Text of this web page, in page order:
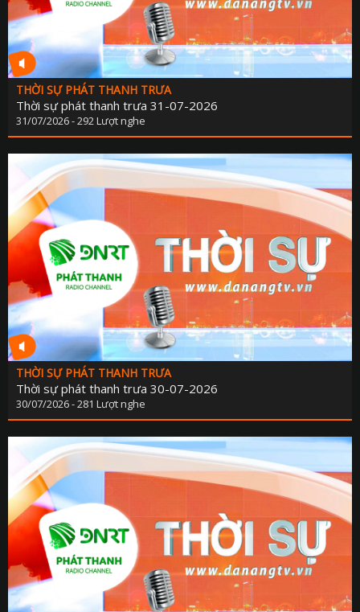
THỜI SỰ PHÁT THANH TRƯA
Thời sự phát thanh trưa 31-07-2026
31/07/2026 - 292 Lượt nghe
THỜI SỰ PHÁT THANH TRƯA
Thời sự phát thanh trưa 30-07-2026
30/07/2026 - 281 Lượt nghe